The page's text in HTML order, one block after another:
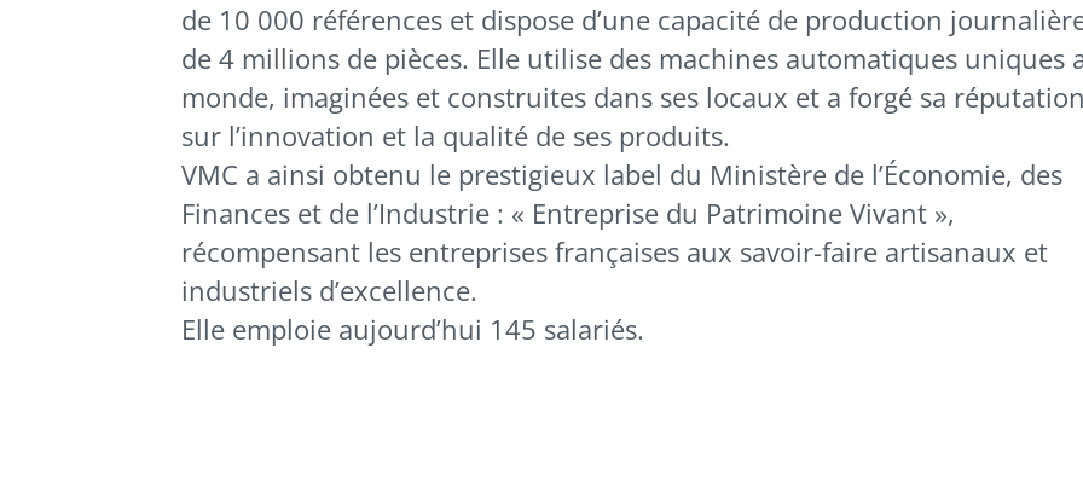
de 10 000 références et dispose d’une capacité de production
de 4 millions de pièces. Elle utilise des machines automatiques uniques
monde, imaginées et construites dans ses locaux et a forgé sa
sur l’innovation et la qualité de ses produits.
VMC a ainsi obtenu le prestigieux label du Ministère de l’Économie, des
Finances et de l’Industrie : « Entreprise du Patrimoine Vivant »,
récompensant les entreprises françaises aux savoir-faire artisanaux et
industriels d’excellence.
Elle emploie aujourd’hui 145 salariés.